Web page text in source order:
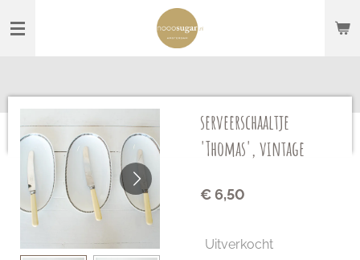
direct
serveerschaaltje
'Thomas', vintage
€ 6,50
Uitverkocht